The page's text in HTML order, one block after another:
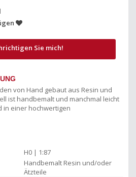
Sie mich!
von Hand gebaut aus Resin und
ist handbemalt und manchmal leicht
in einer hochwertigen
H0 | 1:87
Handbemalt Resin und/oder
Ätzteile